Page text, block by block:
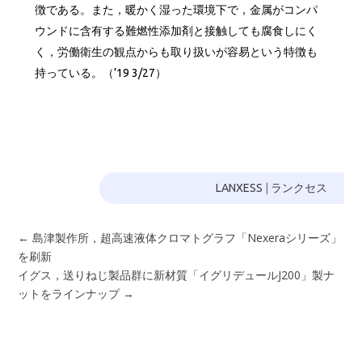
徴である。また，暖かく湿った環境下で，金属がコンパ
ウンドに含有する難燃性添加剤と接触しても腐食しにく
く，労働衛生の観点からも取り扱いが容易という特徴も
持っている。（’19 3/27）
LANXESS ランクセス
←島津製作所，超高速液体クロマトグラフ「Nexeraシリーズ」
を刷新
イグス，送りねじ製品群に新材質「イグリデュールJ200」製ナ
ットをラインナップ→